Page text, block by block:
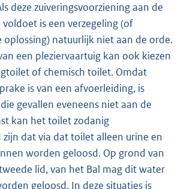
deze zuiveringsvoorziening aan de
voldoet is een verzegeling (of
oplossing) natuurlijk niet aan de orde.
een pleziervaartuig kan ook kiezen
of chemisch toilet. Omdat
is van een afvoerleiding, is
gevallen eveneens niet aan de
kan het toilet zodanig
zijn dat via dat toilet alleen urine en
worden geloosd. Op grond van
lid, van het Bal mag dit water
geloosd. In deze situaties is